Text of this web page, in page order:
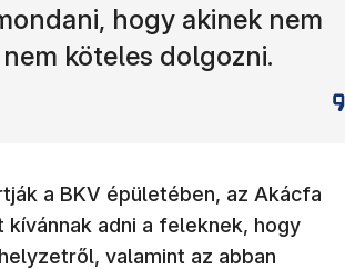
hogy akinek nem
köteles dolgozni.
a BKV épületében, az Akácfa
adni a feleknek, hogy
valamint az abban